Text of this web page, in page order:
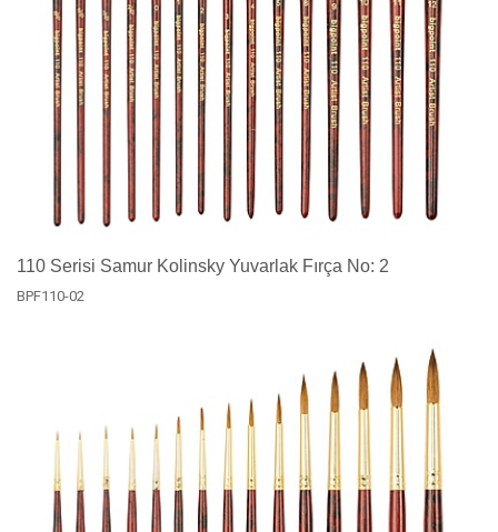
110 Serisi Samur Kolinsky Yuvarlak Fırça No: 2
BPF110-02